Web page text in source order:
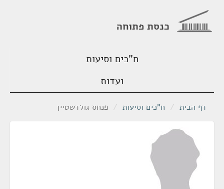
כנסת פתוחה
ח"כים וסיעות
ועדות
דף הבית / ח"כים וסיעות / פנחס גולדשטיין